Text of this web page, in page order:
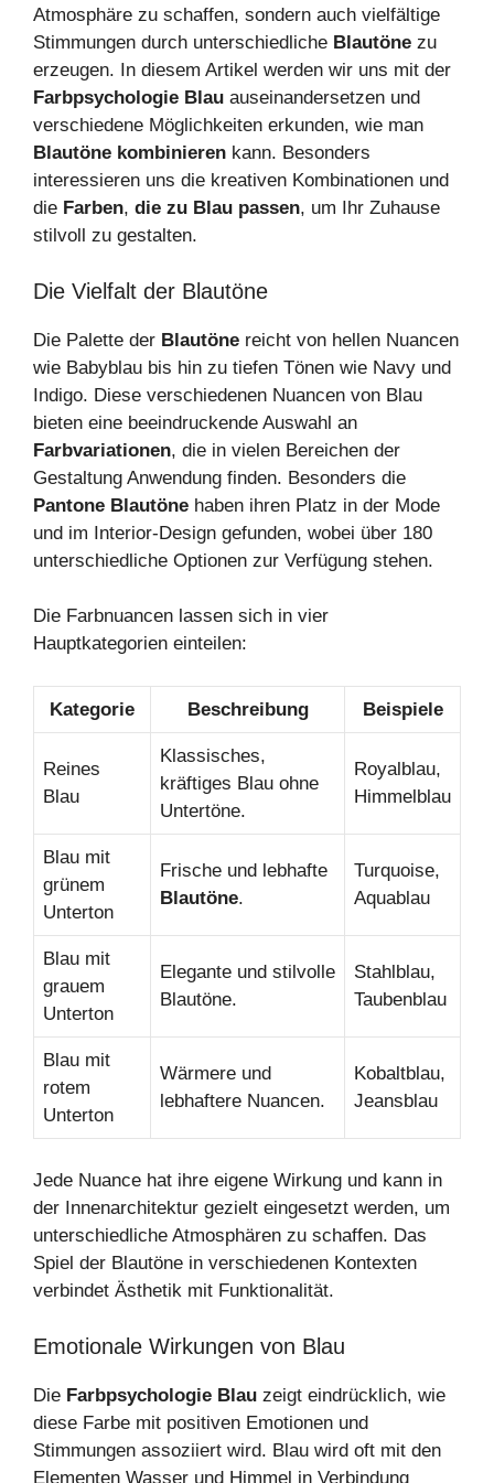
Atmosphäre zu schaffen, sondern auch vielfältige
Stimmungen durch unterschiedliche Blautöne zu
erzeugen. In diesem Artikel werden wir uns mit der
Farbpsychologie Blau auseinandersetzen und
verschiedene Möglichkeiten erkunden, wie man
Blautöne kombinieren kann. Besonders
interessieren uns die kreativen Kombinationen und
die Farben, die zu Blau passen, um Ihr Zuhause
stilvoll zu gestalten.
Die Vielfalt der Blautöne
Die Palette der Blautöne reicht von hellen Nuancen
wie Babyblau bis hin zu tiefen Tönen wie Navy und
Indigo. Diese verschiedenen Nuancen von Blau
bieten eine beeindruckende Auswahl an
Farbvariationen, die in vielen Bereichen der
Gestaltung Anwendung finden. Besonders die
Pantone Blautöne haben ihren Platz in der Mode
und im Interior-Design gefunden, wobei über 180
unterschiedliche Optionen zur Verfügung stehen.
Die Farbnuancen lassen sich in vier
Hauptkategorien einteilen:
Kategorie Beschreibung Beispiele
Reines
Blau
Klassisches,
kräftiges Blau ohne
Untertöne.
Royalblau,
Himmelblau
Blau mit
grünem
Unterton
Frische und lebhafte
Blautöne.
Turquoise,
Aquablau
Blau mit
grauem
Unterton
Elegante und stilvolle
Blautöne.
Stahlblau,
Taubenblau
Blau mit
rotem
Unterton
Wärmere und
lebhaftere Nuancen.
Kobaltblau,
Jeansblau
Jede Nuance hat ihre eigene Wirkung und kann in
der Innenarchitektur gezielt eingesetzt werden, um
unterschiedliche Atmosphären zu schaffen. Das
Spiel der Blautöne in verschiedenen Kontexten
verbindet Ästhetik mit Funktionalität.
Emotionale Wirkungen von Blau
Die Farbpsychologie Blau zeigt eindrücklich, wie
diese Farbe mit positiven Emotionen und
Stimmungen assoziiert wird. Blau wird oft mit den
Elementen Wasser und Himmel in Verbindung